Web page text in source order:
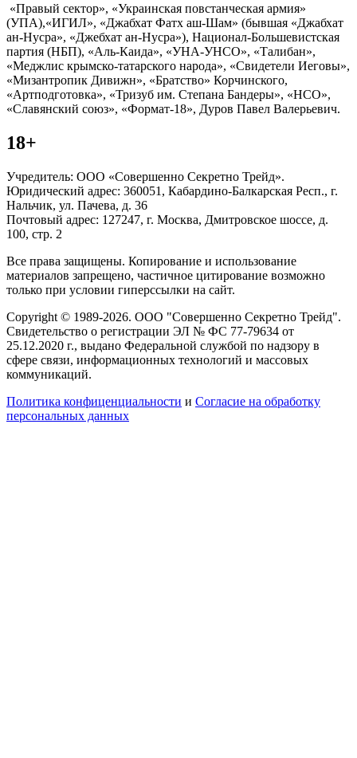
«Правый сектор», «Украинская повстанческая армия»
(УПА),«ИГИЛ», «Джабхат Фатх аш-Шам» (бывшая «Джабхат
ан-Нусра», «Джебхат ан-Нусра»), Национал-Большевистская
партия (НБП), «Аль-Каида», «УНА-УНСО», «Талибан»,
«Меджлис крымско-татарского народа», «Свидетели Иеговы»,
«Мизантропик Дивижн», «Братство» Корчинского,
«Артподготовка», «Тризуб им. Степана Бандеры», «НСО»,
«Славянский союз», «Формат-18», Дуров Павел Валерьевич.
18+
Учредитель: ООО «Совершенно Секретно Трейд».
Юридический адрес: 360051, Кабардино-Балкарская Респ., г.
Нальчик, ул. Пачева, д. 36
Почтовый адрес: 127247, г. Москва, Дмитровское шоссе, д.
100, стр. 2
Все права защищены. Копирование и использование
материалов запрещено, частичное цитирование возможно
только при условии гиперссылки на сайт.
Copyright © 1989-2026. ООО "Совершенно Секретно Трейд".
Свидетельство о регистрации ЭЛ № ФС 77-79634 от
25.12.2020 г., выдано Федеральной службой по надзору в
сфере связи, информационных технологий и массовых
коммуникаций.
Политика конфиценциальности и Согласие на обработку
персональных данных